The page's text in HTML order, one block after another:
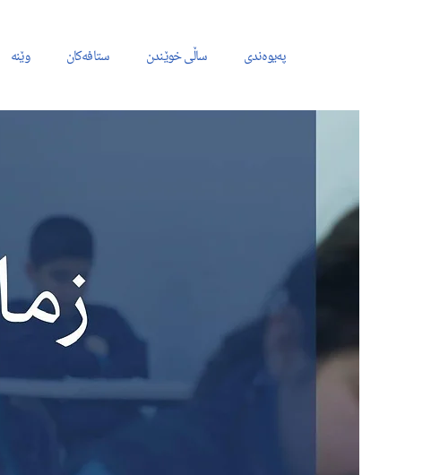
وێنە ستافەکان ساڵی خوێندن پەیوەندی